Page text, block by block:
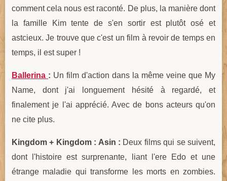
comment cela nous est raconté. De plus, la manière dont
la famille Kim tente de s'en sortir est plutôt osé et
astcieux. Je trouve que c'est un film à revoir de temps en
temps, il est super !
Ballerina : Un film d'action dans la même veine que My
Name, dont j'ai longuement hésité à regardé, et
finalement je l'ai apprécié. Avec de bons acteurs qu'on
ne cite plus.
Kingdom + Kingdom : Asin : Deux films qui se suivent,
dont l'histoire est surprenante, liant l'ere Edo et une
étrange maladie qui transforme les morts en zombies.